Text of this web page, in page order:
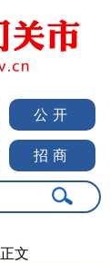
公开
招商
正文